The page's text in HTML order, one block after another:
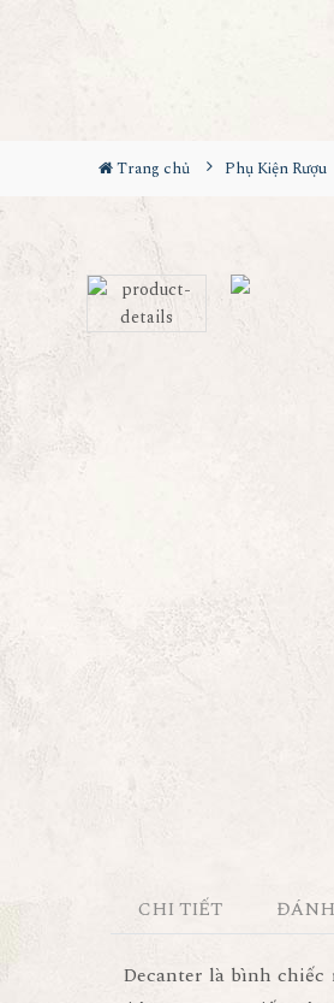
Trang chủ Phụ Kiện Rượu
CHI TIẾT
Decanter là bình